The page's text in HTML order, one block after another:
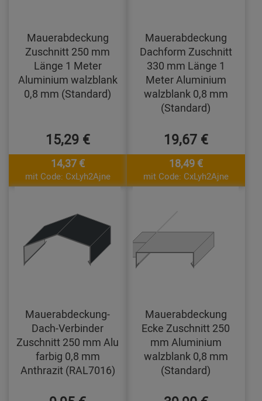
Mauerabdeckung
Zuschnitt 250 mm
Länge 1 Meter
Aluminium walzblank
0,8 mm (Standard)
15,29 €
14,37 €
mit Code: CxLyh2Ajne
Mauerabdeckung
Dachform Zuschnitt
330 mm Länge 1
Meter Aluminium
walzblank 0,8 mm
(Standard)
19,67 €
18,49 €
mit Code: CxLyh2Ajne
Mauerabdeckung-
Dach-Verbinder
Zuschnitt 250 mm Alu
farbig 0,8 mm
Anthrazit (RAL7016)
Mauerabdeckung
Ecke Zuschnitt 250
mm Aluminium
walzblank 0,8 mm
(Standard)